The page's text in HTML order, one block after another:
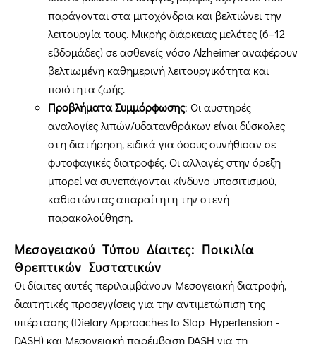
παράγονται στα μιτοχόνδρια και βελτιώνει την
λειτουργία τους. Μικρής διάρκειας μελέτες (6–12
εβδομάδες) σε ασθενείς νόσο Alzheimer αναφέρουν
βελτιωμένη καθημερινή λειτουργικότητα και
ποιότητα ζωής.
Προβλήματα Συμμόρφωσης: Οι αυστηρές
αναλογίες λιπών/υδατανθράκων είναι δύσκολες
στη διατήρηση, ειδικά για όσους συνήθισαν σε
φυτοφαγικές διατροφές. Οι αλλαγές στην όρεξη
μπορεί να συνεπάγονται κίνδυνο υποσιτισμού,
καθιστώντας απαραίτητη την στενή
παρακολούθηση.
Μεσογειακού Τύπου Δίαιτες: Ποικιλία
Θρεπτικών Συστατικών
Οι δίαιτες αυτές περιλαμβάνουν Μεσογειακή διατροφή,
διαιτητικές προσεγγίσεις για την αντιμετώπιση της
υπέρτασης (Dietary Approaches to Stop Hypertension -
DASH) και Μεσογειακή παρέμβαση DASH για τη